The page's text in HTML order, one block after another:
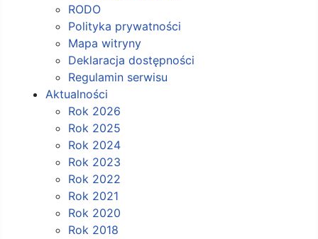
RODO
Polityka prywatności
Mapa witryny
Deklaracja dostępności
Regulamin serwisu
Aktualności
Rok 2026
Rok 2025
Rok 2024
Rok 2023
Rok 2022
Rok 2021
Rok 2020
Rok 2018